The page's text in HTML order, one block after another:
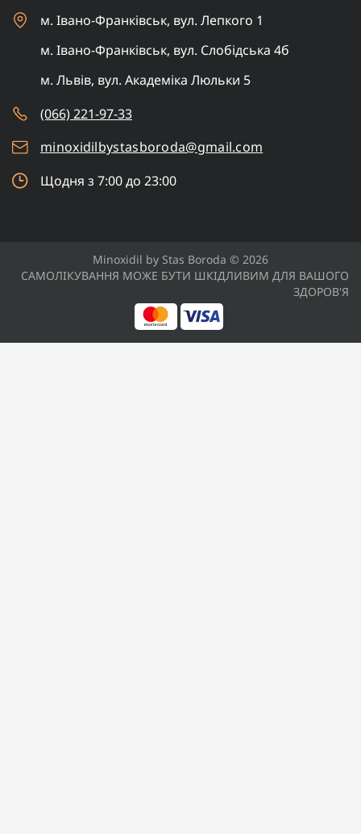
м. Івано-Франківськ, вул. Лепкого 1
м. Івано-Франківськ, вул. Слобідська 4б
м. Львів, вул. Академіка Люльки 5
(066) 221-97-33
minoxidilbystasboroda@gmail.com
Щодня з 7:00 до 23:00
Minoxidil by Stas Boroda © 2026
САМОЛІКУВАННЯ МОЖЕ БУТИ ШКІДЛИВИМ ДЛЯ ВАШОГО
ЗДОРОВ'Я